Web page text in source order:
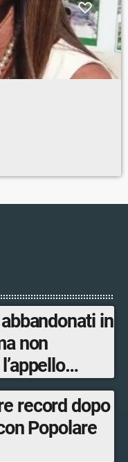
in
Territorio e
Regione
Comazzi
record dopo
Popolare